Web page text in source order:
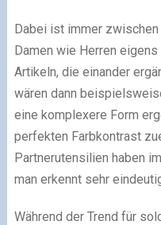
Dabei ist immer
Damen wie Herren
Artikeln, die einander
wären dann
eine komplexere Form
perfekten Farbkontrast
Partnerutensilien haben
man erkennt sehr
Während der Trend für